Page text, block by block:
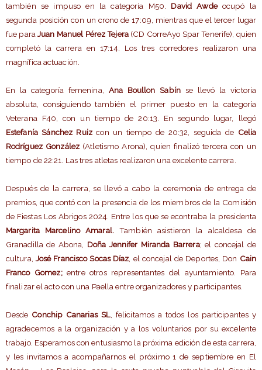
también se impuso en la categoría M50. David Awdeocupó la
segunda posición con un crono de 17:09, mientras que el tercer lugar
fue paraJuan Manuel Pérez Tejera(CD CorreAyo Spar Tenerife), quien
completó la carrera en 17:14. Los tres corredores realizaron una
magnífica actuación.
En la categoría femenina, Ana Boullon Sabínse llevó la victoria
absoluta, consiguiendo también el primer puesto en la categoría
Veterana F40, con un tiempo de 20:13. En segundo lugar, llegó
Estefanía Sánchez Ruizcon un tiempo de 20:32, seguida de Celia
Rodríguez González(Atletismo Arona), quien finalizó tercera con un
tiempo de 22:21. Las tres atletas realizaron una excelente carrera.
Después de la carrera, se llevó a cabo la ceremonia de entrega de
premios, que contó con la presencia de los miembros de la Comisión
de Fiestas Los Abrigos 2024. Entre los que se econtraba la presidenta
Margarita Marcelino Amaral.También asistieron la alcaldesa de
Granadilla de Abona, Doña Jennifer Miranda Barrera; el concejal de
cultura, José Francisco Socas Díaz , el concejal de Deportes, Don Cain
Franco Gomez;entre otros representantes del ayuntamiento. Para
finalizar el acto con una Paella entre organizadores y participantes.
Desde Conchip Canarias SL, felicitamos a todos los participantes y
agradecemos a la organización y a los voluntarios por su excelente
trabajo. Esperamos con entusiasmo la próxima edición de esta carrera,
y les invitamos a acompañarnos el próximo 1 de septiembre en El